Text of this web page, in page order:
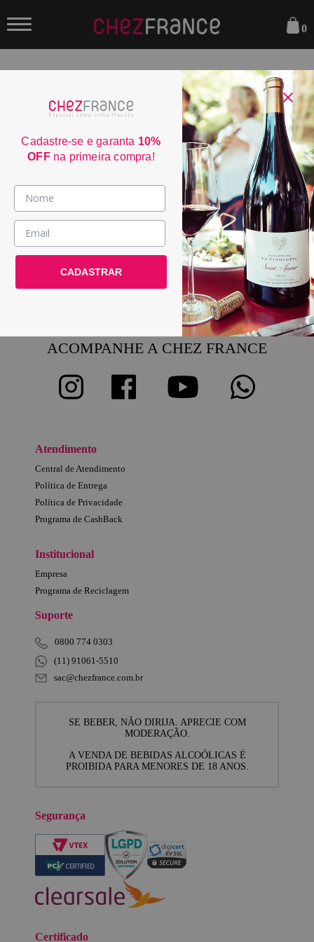
Vinhos >
País / Região >
Le Club >
0
Sua busca não encontrou nenhum resultado.
Parcele em até 6x sem juros
consulte condiçoes
Frete Grátis acima de R$350
consulte condiçoes
3% de desconto no boleto
consulte condiçoes
Entrega em até 4 dias úteis
ACOMPANHE A CHEZ FRANCE
Atendimento
Central de Atendimento
Política de Entrega
Política de Privacidade
Programa de CashBack
Institucional
Empresa
Programa de Reciclagem
Suporte
0800 774 0303
(11) 91061-5510
sac@chezfrance.com.br
SE BEBER, NÃO DIRIJA. APRECIE COM
MODERAÇÃO.
A VENDA DE BEBIDAS ALCOÓLICAS É
PROIBIDA PARA MENORES DE 18 ANOS.
Segurança
Certificado
Cadastre-se e garanta 10%
OFFna primeira compra!
CADASTRAR